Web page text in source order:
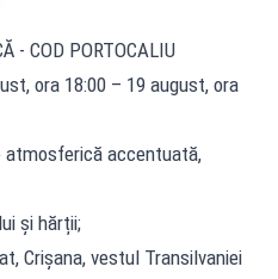
- COD PORTOCALIU
ora 18:00 – 19 august, ora
atmosferică accentuată,
și hărții;
Crișana, vestul Transilvaniei